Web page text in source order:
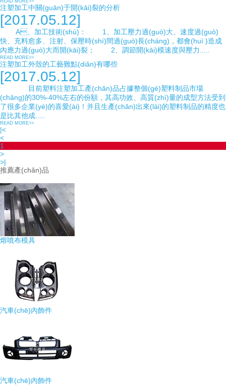
READ MORE>>
注塑加工中關(guān)于開(kāi)裂的分析
[2017.05.12]
A、加工技術(shù)： 1、加工壓力過(guò)大、速度過(guò)
快、充料愈多、注射、保壓時(shí)間過(guò)長(cháng)，都會(huì )造成
內應力過(guò)大而開(kāi)裂； 2、調節開(kāi)模速度與壓力.....
READ MORE>>
注塑加工外殼的工藝難點(diǎn)有哪些
[2017.05.12]
目前塑料注塑加工產(chǎn)品占據整個(gè)塑料制品市場
(chǎng)的30%-40%左右的份額，其高功效、高質(zhì)量的成型方法受到
了很多企業(yè)的喜愛(ài)！并且生產(chǎn)出來(lái)的塑料制品的精度也
是比其他成.....
READ MORE>>
|<
<
1
>
>|
推薦產(chǎn)品
熔噴布模具
汽車(chē)內飾件
汽車(chē)內飾件